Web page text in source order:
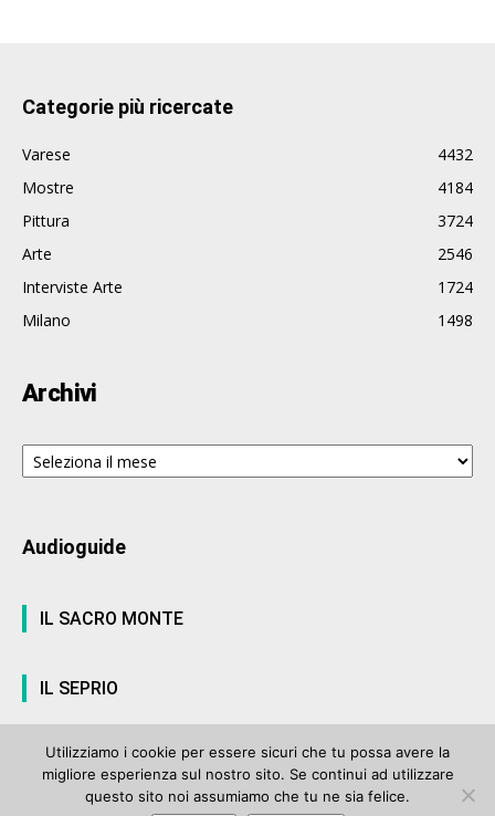
Categorie più ricercate
Varese
4432
Mostre
4184
Pittura
3724
Arte
2546
Interviste Arte
1724
Milano
1498
Archivi
Archivi
Audioguide
IL SACRO MONTE
IL SEPRIO
© ArteVarese.com by Wtv S.r.l.- © 2007 - P.I. 03063680122 Iscrizione n°
Utilizziamo i cookie per essere sicuri che tu possa avere la
migliore esperienza sul nostro sito. Se continui ad utilizzare
questo sito noi assumiamo che tu ne sia felice.